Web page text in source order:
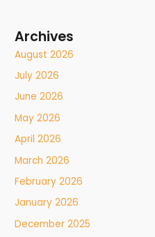
Archives
August 2026
July 2026
June 2026
May 2026
April 2026
March 2026
February 2026
January 2026
December 2025